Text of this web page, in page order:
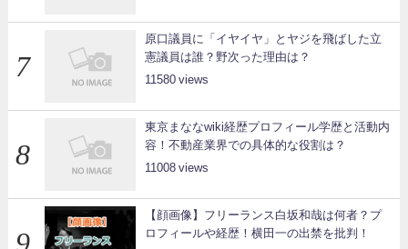
原口議員に「イヤイヤ」とヤジを飛ばした立
憲議員は誰？野次った理由は？
11580
東京まななwiki経歴プロフィール学歴と活動内
容！不動産業界での具体的な役割は？
11008
【顔画像】フリーランス白坂和哉は何者？プ
ロフィールや経歴！横田一の出禁を批判！